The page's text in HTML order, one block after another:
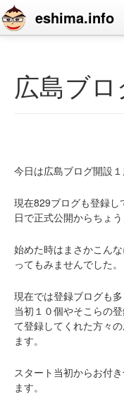
eshima.info
blog
profile
広島ブロ
今日は広島ブログ開設
現在829ブログも登録し
日で正式公開からちょう
始めた時はまさかこん
ってもみませんでした。
現在では登録ブログも
当初１０個やそこらの
て登録してくれた方々
ます。
スタート当初からお付
ます。